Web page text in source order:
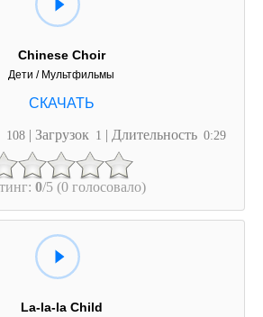
Chinese Choir
Дети / Мультфильмы
108 | Загрузок 1 | Длительность 0:29
0/5 (0 голосовало)
La-la-la Child